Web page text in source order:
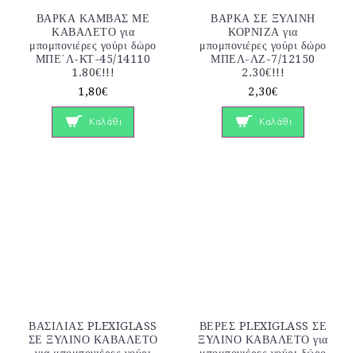
ΒΑΡΚΑ ΚΑΜΒΑΣ ΜΕ
ΚΑΒΑΛΕΤΟ για
μπομπονιέρες γούρι δώρο
ΜΠΕ΄Λ-ΚΤ-45/14110
1.80€!!!
1,80€
Καλάθι
ΒΑΡΚΑ ΣΕ ΞΥΛΙΝΗ
ΚΟΡΝΙΖΑ για
μπομπονιέρες γούρι δώρο
ΜΠΕΛ-ΛΖ-7/12150
2.30€!!!
2,30€
Καλάθι
ΒΑΣΙΛΙΑΣ PLEXIGLASS
ΣΕ ΞΥΛΙΝΟ ΚΑΒΑΛΕΤΟ
ΒΕΡΕΣ PLEXIGLASS ΣΕ
ΞΥΛΙΝΟ ΚΑΒΑΛΕΤΟ για